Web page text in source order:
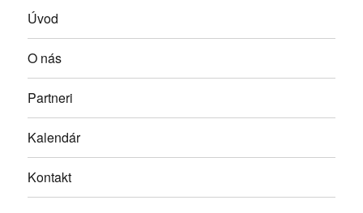
Úvod
O nás
Partneri
Kalendár
Kontakt